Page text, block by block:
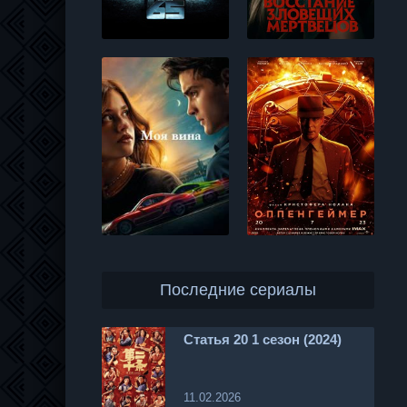
Последние сериалы
Статья 20 1 сезон (2024)
11.02.2026